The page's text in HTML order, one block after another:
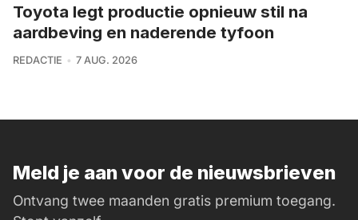
Toyota legt productie opnieuw stil na
aardbeving en naderende tyfoon
REDACTIE 7 AUG. 2026
Meld je aan voor de nieuwsbrieven
Ontvang twee maanden gratis premium toegang.